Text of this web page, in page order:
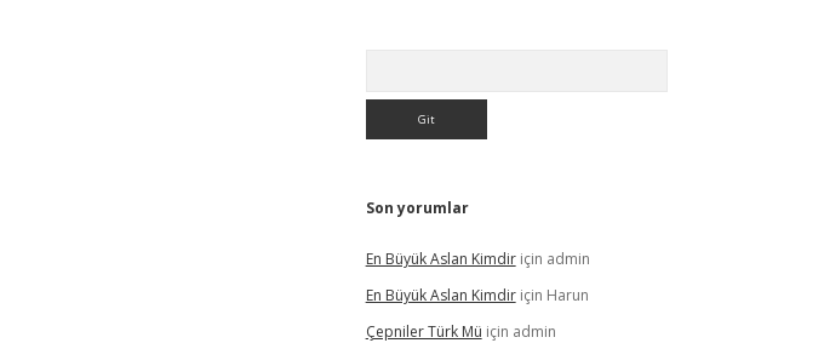
Son yorumlar
En Büyük Aslan Kimdiriçin admin
En Büyük Aslan Kimdiriçin Harun
Çepniler Türk Mü için admin